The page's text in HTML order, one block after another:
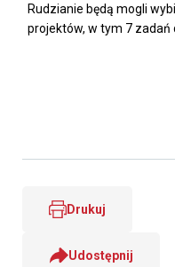
Rudzianie będą mogli
projektów, w tym 7 zadań
Drukuj
Udostępnij